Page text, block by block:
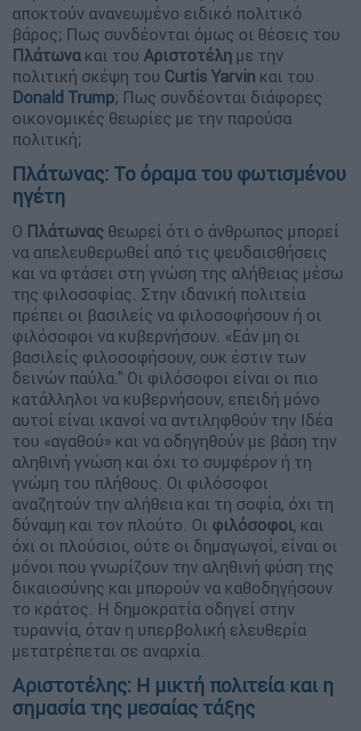
αποκτούν ανανεωμένο ειδικό πολιτικό
βάρος; Πως συνδέονται όμως οι θέσεις του
Πλάτωνακαι του Αριστοτέλη με την
πολιτική σκέψη του Curtis Yarvin και του
Donald Trump; Πως συνδέονται διάφορες
οικονομικές θεωρίες με την παρούσα
πολιτική;
Πλάτωνας: Το όραμα του φωτισμένου
ηγέτη
Ο Πλάτωνας θεωρεί ότι ο άνθρωπος μπορεί
να απελευθερωθεί από τις ψευδαισθήσεις
και να φτάσει στη γνώση της αλήθειας μέσω
της φιλοσοφίας. Στην ιδανική πολιτεία
πρέπει οι βασιλείς να φιλοσοφήσουν ή οι
φιλόσοφοι να κυβερνήσουν. «Εάν μη οι
βασιλείς φιλοσοφήσουν, ουκ έστιν των
δεινών παύλα." Οι φιλόσοφοι είναι οι πιο
κατάλληλοι να κυβερνήσουν, επειδή μόνο
αυτοί είναι ικανοί να αντιληφθούν την Ιδέα
του «αγαθού» και να οδηγηθούν με βάση την
αληθινή γνώση και όχι το συμφέρον ή τη
γνώμη του πλήθους. Οι φιλόσοφοι
αναζητούν την αλήθεια και τη σοφία, όχι τη
δύναμη και τον πλούτο. Οι φιλόσοφοι, και
όχι οι πλούσιοι, ούτε οι δημαγωγοί, είναι οι
μόνοι που γνωρίζουν την αληθινή φύση της
δικαιοσύνης και μπορούν να καθοδηγήσουν
το κράτος. Η δημοκρατία οδηγεί στην
τυραννία, όταν η υπερβολική ελευθερία
μετατρέπεται σε αναρχία.
Αριστοτέλης: Η μικτή πολιτεία και η
σημασία της μεσαίας τάξης